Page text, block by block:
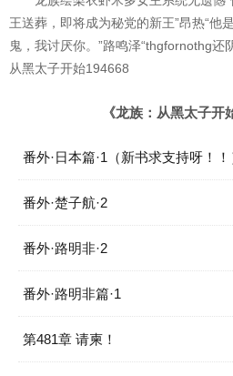
王送葬，即将成为秘党的新王”昂热“他
鬼，我讨厌你。”路鸣泽“thgfornothg还
从黑太子开始194668
《龙族：从黑太子开
番外·日本篇·1（新书求支持呀！！
番外·楚子航·2
番外·路明非·2
番外·路明非篇·1
第481章 请柬！